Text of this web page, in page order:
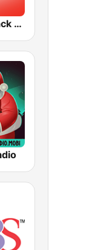
KCBS 93.1 Jack FM (US Only)